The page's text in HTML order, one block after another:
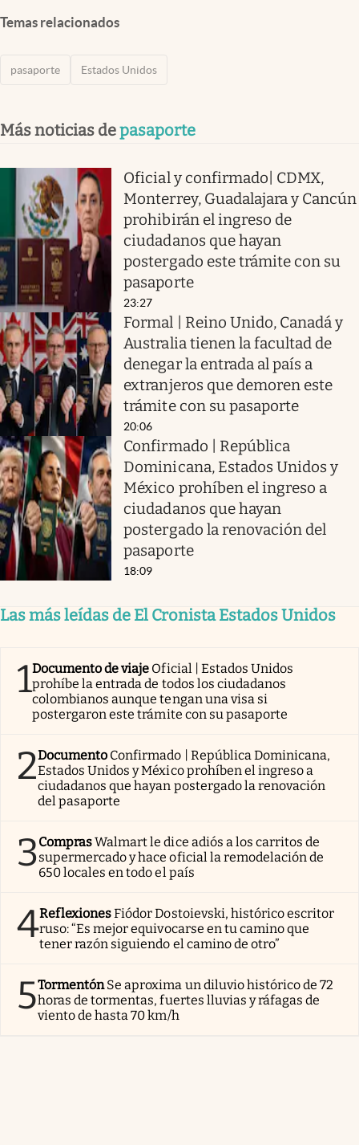
Temas relacionados
pasaporte Estados Unidos
Más noticias depasaporte
Oficial y confirmado| CDMX,
Monterrey, Guadalajara y Cancún
prohibirán el ingreso de
ciudadanos que hayan
postergado este trámite con su
pasaporte
23:27
Formal | Reino Unido, Canadá y
Australia tienen la facultad de
denegar la entrada al país a
extranjeros que demoren este
trámite con su pasaporte
20:06
Confirmado | República
Dominicana, Estados Unidos y
México prohíben el ingreso a
ciudadanos que hayan
postergado la renovación del
pasaporte
18:09
Las más leídas de El Cronista Estados Unidos
1Documento de viaje Oficial | Estados Unidos
prohíbe la entrada de todos los ciudadanos
colombianos aunque tengan una visa si
postergaron este trámite con su pasaporte
2Documento Confirmado | República Dominicana,
Estados Unidos y México prohíben el ingreso a
ciudadanos que hayan postergado la renovación
del pasaporte
3ComprasWalmart le dice adiós a los carritos de
supermercado y hace oficial la remodelación de
650 locales en todo el país
4ReflexionesFiódor Dostoievski, histórico escritor
ruso: “Es mejor equivocarse en tu camino que
tener razón siguiendo el camino de otro”
5TormentónSe aproxima un diluvio histórico de 72
horas de tormentas, fuertes lluvias y ráfagas de
viento de hasta 70 km/h